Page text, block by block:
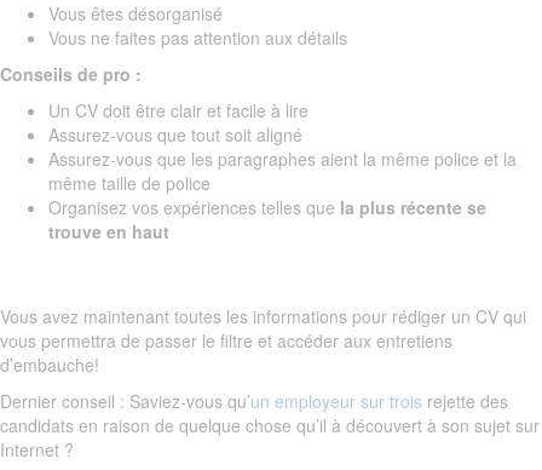
Vous êtes désorganisé
Vous ne faites pas attention aux détails
Conseils de pro :
Un CV doit être clair et facile à lire
Assurez-vous que tout soit aligné
Assurez-vous que les paragraphes aient la même police et la
même taille de police
Organisez vos expériences telles que la plus récente se
trouve en haut
Vous avez maintenant toutes les informations pour rédiger un CV qui
vous permettra de passer le filtre et accéder aux entretiens
d’embauche!
Dernier conseil : Saviez-vous qu’un employeur sur trois rejette des
candidats en raison de quelque chose qu’il à découvert à son sujet sur
Internet ?